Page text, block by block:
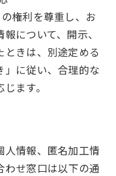
権利を尊重し、お
について、開示、
きは、別途定める
」に従い、合理的な
ます。
人情報、匿名加工情
わせ窓口は以下の通